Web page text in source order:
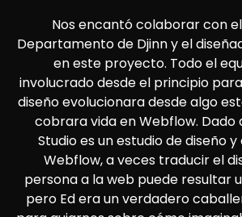
Nos encantó colaborar con
Departamento de Djinn y el
en este proyecto. Todo el
involucrado desde el principio
diseño evolucionara desde algo
cobrara vida en Webflow. Dado
Studio es un estudio de diseño
Webflow, a veces traducir el
persona a la web puede resultar
pero Ed era un verdadero